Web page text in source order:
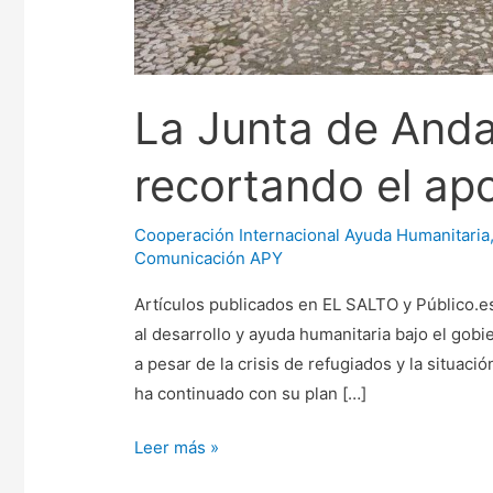
La Junta de
recortando el
Cooperación Internacional Ayuda Humanitaria,
Comunicación APY
Artículos publicados en EL SALTO y
al desarrollo y ayuda humanitaria bajo el
a pesar de la crisis de refugiados y la
ha continuado con su plan […]
Leer más »